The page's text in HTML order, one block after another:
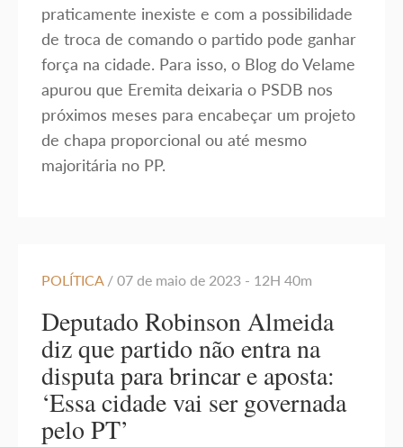
praticamente inexiste e com a possibilidade
de troca de comando o partido pode ganhar
força na cidade. Para isso, o Blog do Velame
apurou que Eremita deixaria o PSDB nos
próximos meses para encabeçar um projeto
de chapa proporcional ou até mesmo
majoritária no PP.
POLÍTICA / 07 de maio de 2023 - 12H 40m
Deputado Robinson Almeida
diz que partido não entra na
disputa para brincar e aposta:
‘Essa cidade vai ser governada
pelo PT’